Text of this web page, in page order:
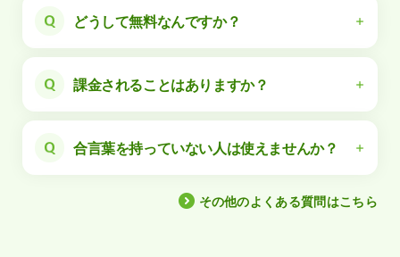
合言葉は、産婦人科・小児科オンラインを導入い
利用対象者の方限定でお知らせをしています。
どうして無料なんですか？
自治体や企業などと連携して産婦人科・小児科オ
導入自治体では、住民向けサービスとして提供さ
また、企業が福利厚生として導入している場合
は、その従業員の方は無料で使えます。
さらに、企業が展開しているサービスの会員様や
課金されることはありますか？
決して課金されることはございません。
無料でご相談いただけます。
合言葉を持っていない人は使えませんか？
基本的にはご利用いただけません。
ぜひお住まいの自治体に、産婦人科・小児科オン
ラインを導入するようパブリック・コメントを提
その他のよくある質問はこちら